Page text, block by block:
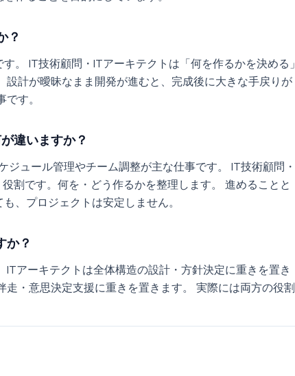
？
。 IT技術顧問・ITアーキテクトは「何を作るかを決める」
計が曖昧なまま開発が進むと、完成後に大きな手戻りが
す。
違いますか？
ュール管理やチーム調整が主な仕事です。 IT技術顧問・
割です。何を・どう作るかを整理します。 進めることと
、プロジェクトは安定しません。
か？
アーキテクトは全体構造の設計・方針決定に重きを置き
・意思決定支援に重きを置きます。 実際には両方の役割